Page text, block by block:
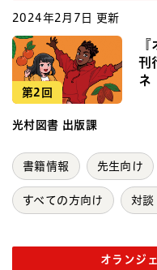
2024年2月7日 更新
第2回
刊
ネ
光村図書 出版課
書籍情報 先生向け
すべての方向け 対談
オランジ